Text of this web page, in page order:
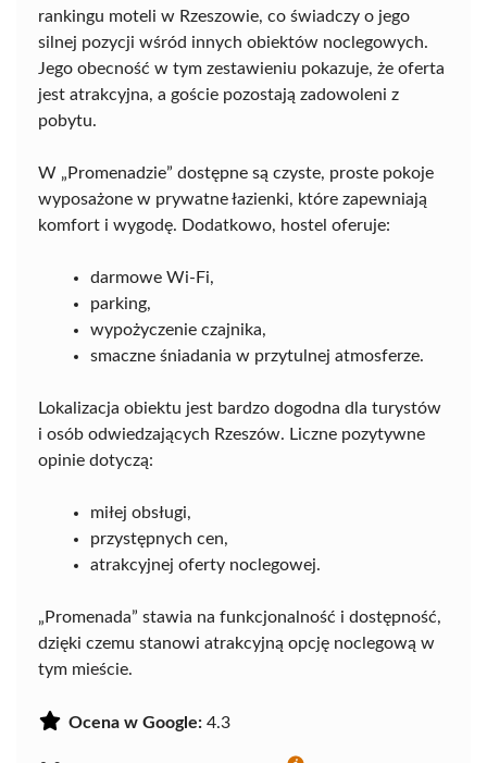
rankingu moteli w Rzeszowie, co świadczy o jego
silnej pozycji wśród innych obiektów noclegowych.
Jego obecność w tym zestawieniu pokazuje, że oferta
jest atrakcyjna, a goście pozostają zadowoleni z
pobytu.
W „Promenadzie” dostępne są czyste, proste pokoje
wyposażone w prywatne łazienki, które zapewniają
komfort i wygodę. Dodatkowo, hostel oferuje:
darmowe Wi-Fi,
parking,
wypożyczenie czajnika,
smaczne śniadania w przytulnej atmosferze.
Lokalizacja obiektu jest bardzo dogodna dla turystów
i osób odwiedzających Rzeszów. Liczne pozytywne
opinie dotyczą:
miłej obsługi,
przystępnych cen,
atrakcyjnej oferty noclegowej.
„Promenada” stawia na funkcjonalność i dostępność,
dzięki czemu stanowi atrakcyjną opcję noclegową w
tym mieście.
Ocena w Google: 4.3